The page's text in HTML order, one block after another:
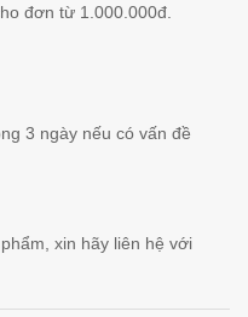
đơn từ 1.000.000đ.
3 ngày nếu có vấn đề
xin hãy liên hệ với